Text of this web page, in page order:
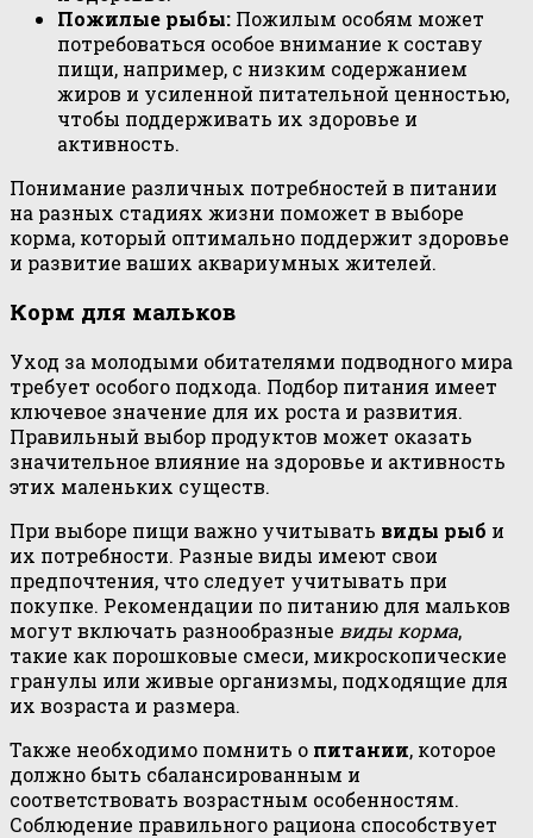
Пожилые рыбы: Пожилым особям может
потребоваться особое внимание к составу
пищи, например, с низким содержанием
жиров и усиленной питательной ценностью,
чтобы поддерживать их здоровье и
активность.
Понимание различных потребностей в питании
на разных стадиях жизни поможет в выборе
корма, который оптимально поддержит здоровье
и развитие ваших аквариумных жителей.
Корм для мальков
Уход за молодыми обитателями подводного мира
требует особого подхода. Подбор питания имеет
ключевое значение для их роста и развития.
Правильный выбор продуктов может оказать
значительное влияние на здоровье и активность
этих маленьких существ.
При выборе пищи важно учитывать виды рыб и
их потребности. Разные виды имеют свои
предпочтения, что следует учитывать при
покупке. Рекомендации по питанию для мальков
могут включать разнообразные виды корма,
такие как порошковые смеси, микроскопические
гранулы или живые организмы, подходящие для
их возраста и размера.
Также необходимо помнить о питании, которое
должно быть сбалансированным и
соответствовать возрастным особенностям.
Соблюдение правильного рациона способствует